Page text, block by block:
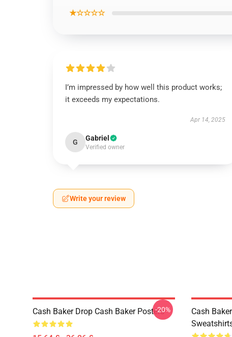
★☆☆☆☆
I’m impressed by how well this product works;
it exceeds my expectations.
Apr 14, 2025
G Gabriel
Verified owner
Write your review
Cash Baker Drop Cash Baker Posters
-20%
Cash